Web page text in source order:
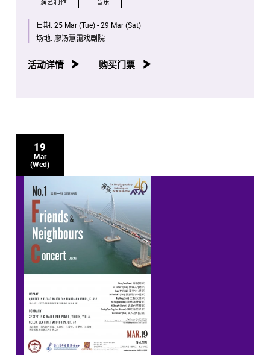
演艺制作 音乐
日期: 25 Mar (Tue) - 29 Mar (Sat)
场地: 廖汤慧霭戏剧院
活动详情 购买门票
19
Mar
(Wed)